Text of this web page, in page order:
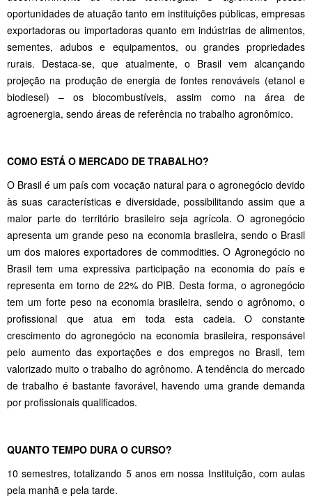
oportunidades de atuação tanto em instituições públicas, empresas
exportadoras ou importadoras quanto em indústrias de alimentos,
sementes, adubos e equipamentos, ou grandes propriedades
rurais. Destaca-se, que atualmente, o Brasil vem alcançando
projeção na produção de energia de fontes renováveis (etanol e
biodiesel) – os biocombustíveis, assim como na área de
agroenergia, sendo áreas de referência no trabalho agronômico.
COMO ESTÁ O MERCADO DE TRABALHO?
O Brasil é um país com vocação natural para o agronegócio devido
às suas características e diversidade, possibilitando assim que a
maior parte do território brasileiro seja agrícola. O agronegócio
apresenta um grande peso na economia brasileira, sendo o Brasil
um dos maiores exportadores de commodities. O Agronegócio no
Brasil tem uma expressiva participação na economia do país e
representa em torno de 22% do PIB. Desta forma, o agronegócio
tem um forte peso na economia brasileira, sendo o agrônomo, o
profissional que atua em toda esta cadeia. O constante
crescimento do agronegócio na economia brasileira, responsável
pelo aumento das exportações e dos empregos no Brasil, tem
valorizado muito o trabalho do agrônomo. A tendência do mercado
de trabalho é bastante favorável, havendo uma grande demanda
por profissionais qualificados.
QUANTO TEMPO DURA O CURSO?
10 semestres, totalizando 5 anos em nossa Instituição, com aulas
pela manhã e pela tarde.